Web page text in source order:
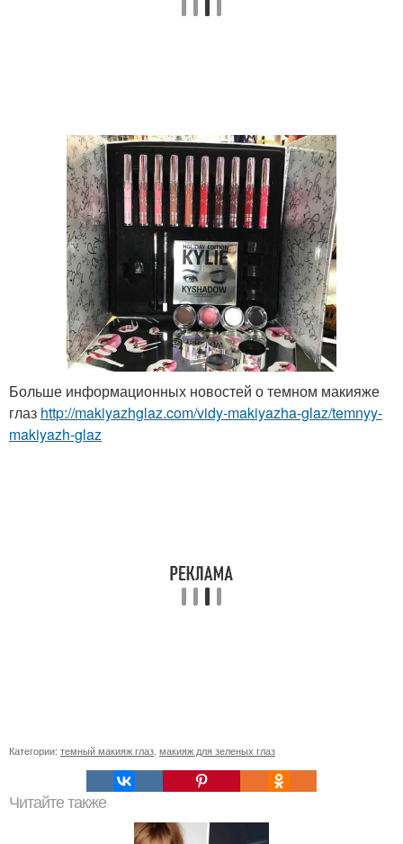
Больше информационных новостей о темном макияже
глаз http://makiyazhglaz.com/vidy-makiyazha-glaz/temnyy-
makiyazh-glaz
Категории: темный макияж глаз макияж для зеленых глаз
Читайте также